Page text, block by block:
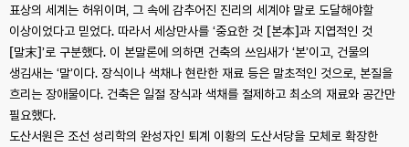
표상의 세계는 허위이며, 그 속에 감추어진 진리의 세계야 말로 도달해야할
이상이었다고 믿었다. 따라서 세상만사를 ‘중요한 것 [본本]과 지엽적인 것
[말末]’로 구분했다. 이 본말론에 의하면 건축의 쓰임새가 ‘본’이고, 건물의
생김새는 ‘말’이다. 장식이나 색채나 현란한 재료 등은 말초적인 것으로, 본질을
흐리는 장애물이다. 건축은 일절 장식과 색채를 절제하고 최소의 재료와 공간만
필요했다.
도산서원은 조선 성리학의 완성자인 퇴계 이황의 도산서당을 모체로 확장한